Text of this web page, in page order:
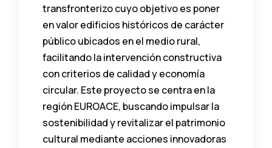
transfronterizo cuyo objetivo es poner
en valor edificios históricos de carácter
público ubicados en el medio rural,
facilitando la intervención constructiva
con criterios de calidad y economía
circular. Este proyecto se centra en la
región EUROACE, buscando impulsar la
sostenibilidad y revitalizar el patrimonio
cultural mediante acciones innovadoras